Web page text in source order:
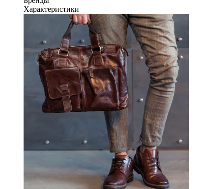
Характеристики